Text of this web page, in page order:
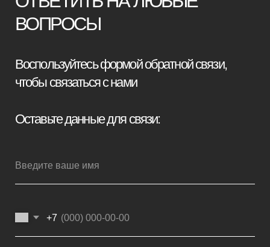
конфиденциальности
Отправить заявку
Политика конфиденциальности
Реквизиты